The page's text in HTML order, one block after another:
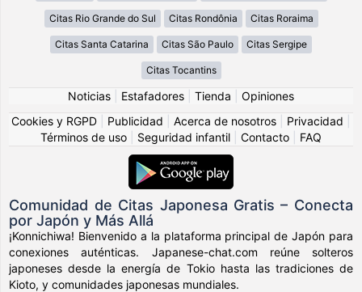
Citas Rio Grande do Sul Citas Rondônia Citas Roraima
Citas Santa Catarina Citas São Paulo Citas Sergipe
Citas Tocantins
Noticias Estafadores Tienda
Opiniones
Cookies y RGPD
Publicidad Acerca de nosotros Privacidad
Términos de uso
Seguridad infantil Contacto FAQ
Comunidad de Citas Japonesa Gratis – Conecta
por Japón y Más Allá
¡Konnichiwa! Bienvenido a la plataforma principal de Japón para
conexiones auténticas. Japanese-chat.com reúne solteros
japoneses desde la energía de Tokio hasta las tradiciones de
Kioto, y comunidades japonesas mundiales.